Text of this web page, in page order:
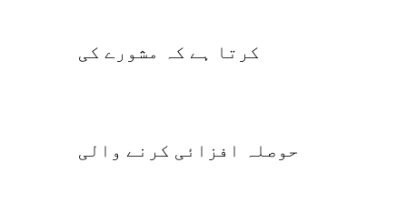
کرتا ہے کہ مشورے کی
حوصلہ افزائی کرنے والی